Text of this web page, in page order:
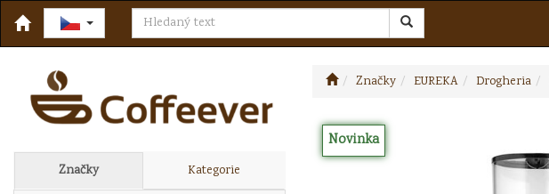
Značky Kategorie
Značky EUREKA Drogheria
Novinka